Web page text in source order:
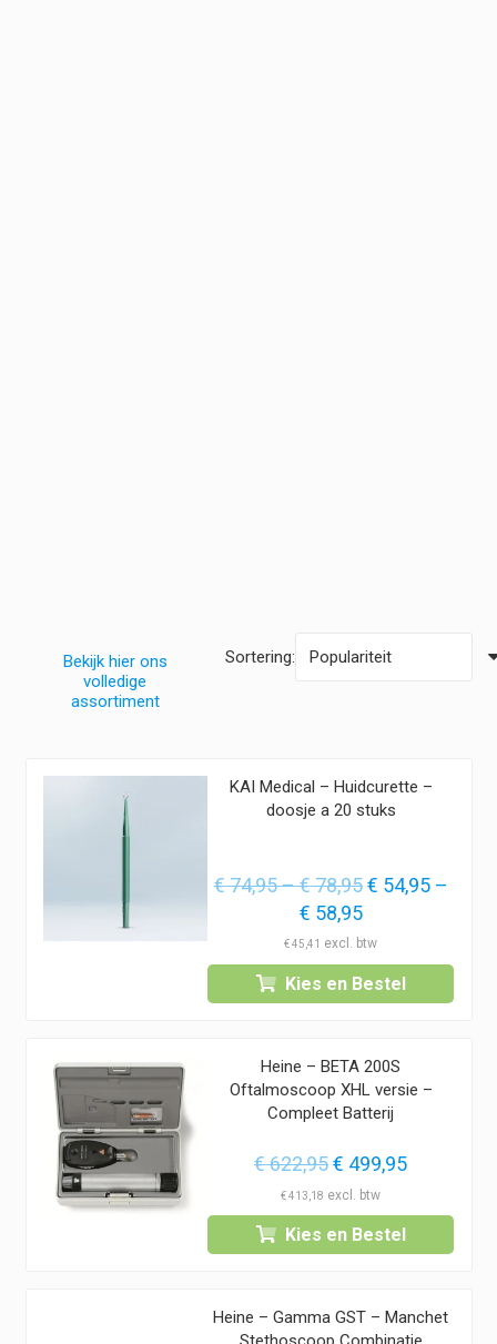
Bekijk hier ons
volledige
assortiment
Sortering:
KAI Medical – Huidcurette –
doosje a 20 stuks
€74,95–€78,95Prijsklasse:
€ 74,95
tot
€ 78,95
was:
€ 74,95
–
tot
€ 78,95.
€ 54,95 –
€ 58,95Prijsklasse:
€ 54,95
tot
€ 58,95
Huidige
prijs
is:
€ 54,95
€ 54,95
tot
€45,41
Kies en Bestel
Heine – BETA 200S
Oftalmoscoop XHL versie –
Compleet Batterij
€622,95Oorspronkelijke
prijs
was:
€ 622,95.
€ 499,95Huidige
is:
€ 499,95.
€413,18
Kies en Bestel
Heine – Gamma GST – Manchet